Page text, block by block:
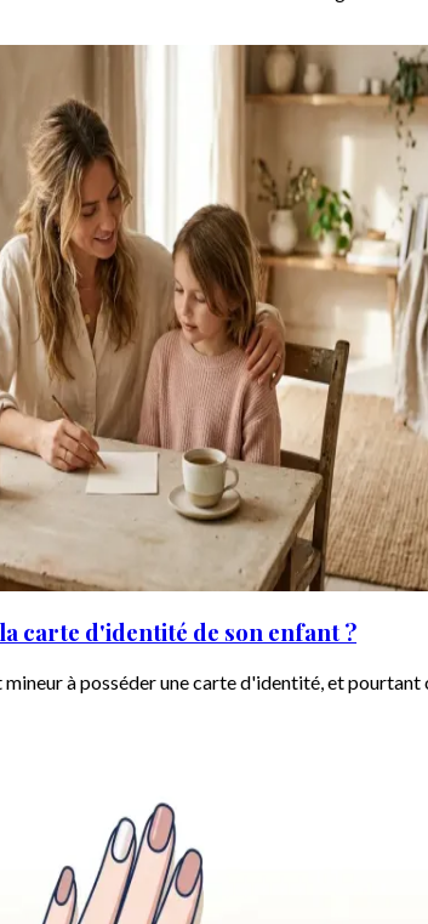
carte d'identité de son enfant ?
à posséder une carte d'identité, et